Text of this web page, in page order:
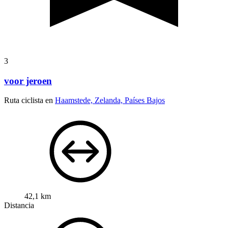
3
voor jeroen
Ruta ciclista en Haamstede, Zelanda, Países Bajos
42,1 km
Distancia